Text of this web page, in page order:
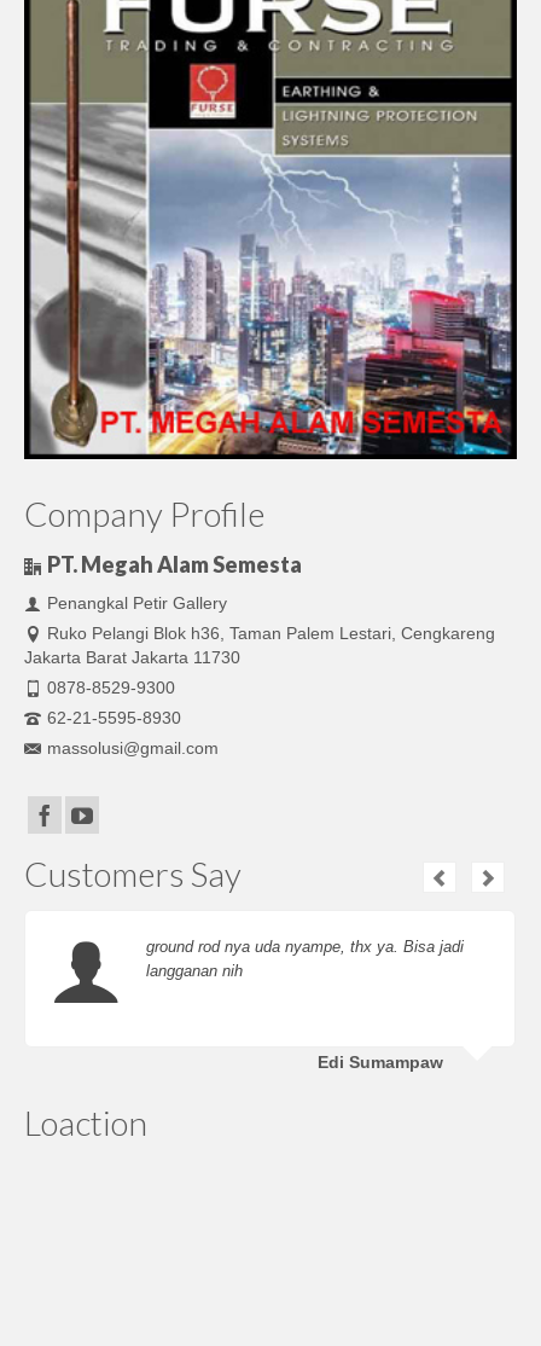
Company Profile
PT. Megah Alam Semesta
Penangkal Petir Gallery
Ruko Pelangi Blok h36, Taman Palem Lestari, Cengkareng
Jakarta Barat Jakarta 11730
0878-8529-9300
62-21-5595-8930
massolusi@gmail.com
Customers Say
ground rod nya uda nyampe, thx ya. Bisa jadi
langganan nih
Edi Sumampaw
Loaction